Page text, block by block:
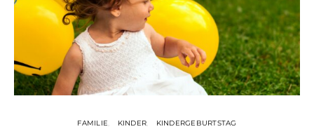
FAMILIE KINDER KINDERGEBURTSTAG